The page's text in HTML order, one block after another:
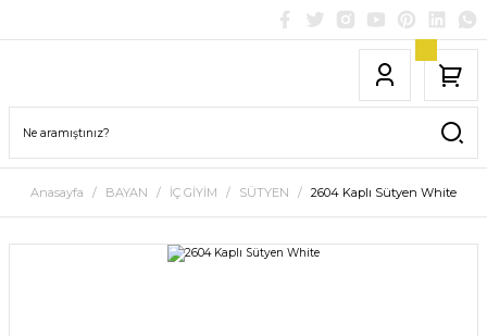
Anasayfa BAYAN İÇ GİYİM SÜTYEN 2604 Kaplı Sütyen White